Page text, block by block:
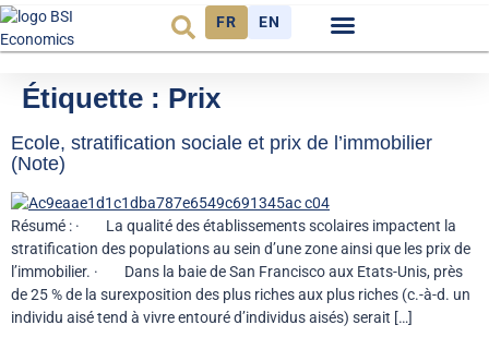
FR EN
Étiquette : Prix
Ecole, stratification sociale et prix de l’immobilier
(Note)
Résumé : · La qualité des établissements scolaires impactent la
stratification des populations au sein d’une zone ainsi que les prix de
l’immobilier. · Dans la baie de San Francisco aux Etats-Unis, près
de 25 % de la surexposition des plus riches aux plus riches (c.-à-d. un
individu aisé tend à vivre entouré d’individus aisés) serait […]